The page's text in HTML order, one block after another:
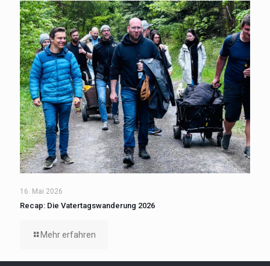
16. Mai 2026
Recap: Die Vatertagswanderung 2026
Mehr erfahren